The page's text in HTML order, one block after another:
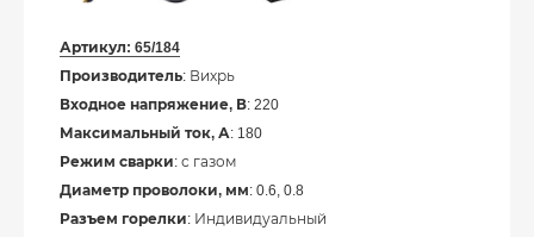
Артикул: 65/184
Производитель: Вихрь
Входное напряжение, В: 220
Максимальный ток, А: 180
Режим сварки: с газом
Диаметр проволоки, мм: 0.6, 0.8
Разъем горелки: Индивидуальный